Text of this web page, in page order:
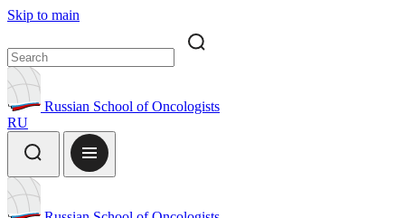
Skip to main
Russian School of Oncologists
RU